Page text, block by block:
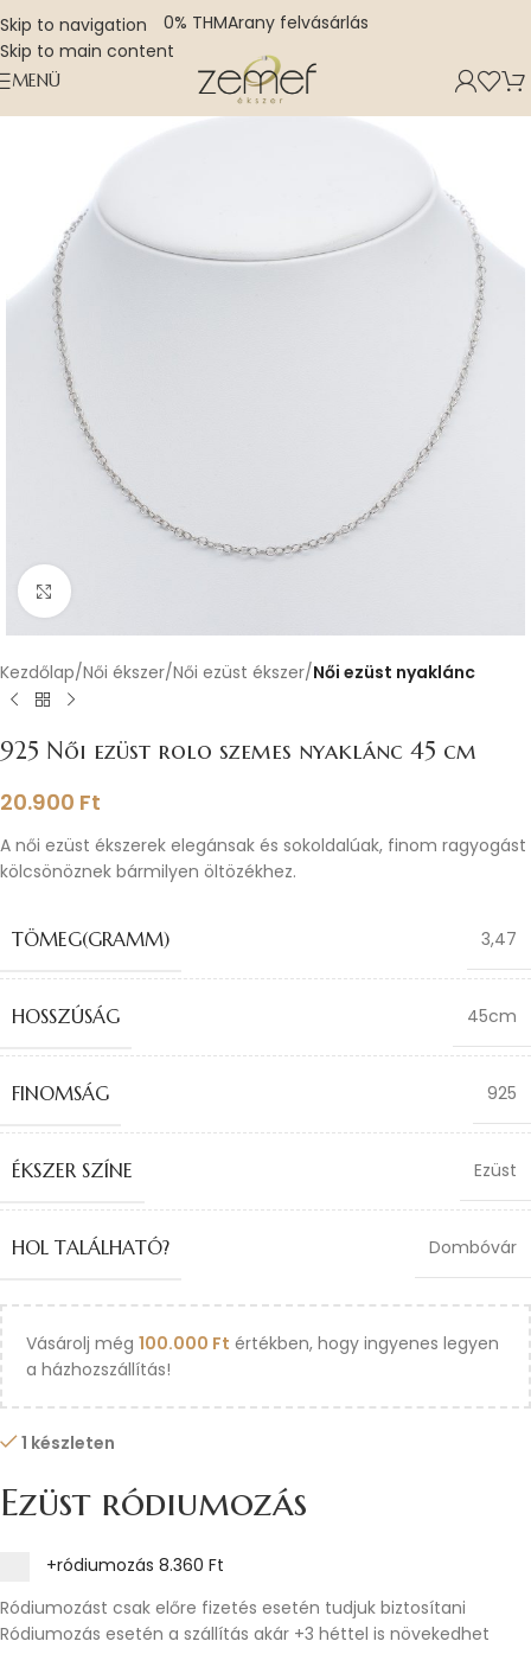
Skip to navigation
Skip to main content
0% THMArany felvásárlás
MENÜ
Nagyításhoz kattints ide
Kezdőlap Női ékszer Női ezüst ékszer Női ezüst nyaklánc
925 Női ezüst rolo szemes nyaklánc 45 cm
20.900 Ft
A női ezüst ékszerek elegánsak és sokoldalúak, finom ragyogást
kölcsönöznek bármilyen öltözékhez.
TÖMEG(GRAMM) 3,47
HOSSZÚSÁG 45cm
FINOMSÁG 925
ÉKSZER SZÍNE Ezüst
HOL TALÁLHATÓ? Dombóvár
Vásárolj még 100.000 Ft értékben, hogy ingyenes legyen
a házhozszállítás!
1 készleten
Ezüst ródiumozás
+ródiumozás 8.360 Ft
Ródiumozást csak előre fizetés esetén tudjuk biztosítani
Ródiumozás esetén a szállítás akár +3 héttel is növekedhet